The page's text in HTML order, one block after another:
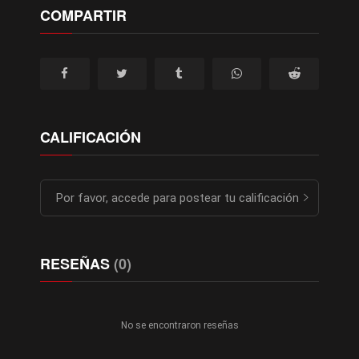
COMPARTIR
CALIFICACIÓN
Por favor, accede para postear tu calificación
RESEÑAS(0)
No se encontraron reseñas